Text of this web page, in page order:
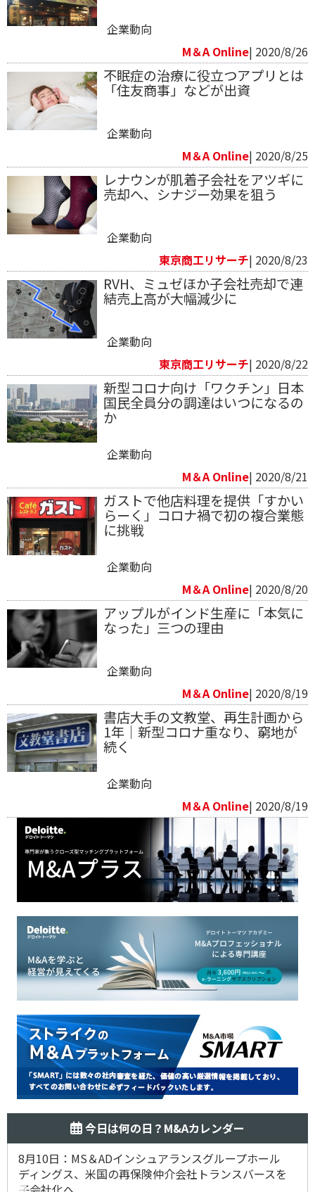
企業動向
M＆A Online| 2020/8/26
不眠症の治療に役立つアプリとは
「住友商事」などが出資
企業動向
M＆A Online| 2020/8/25
レナウンが肌着子会社をアツギに
売却へ、シナジー効果を狙う
企業動向
東京商工リサーチ| 2020/8/23
RVH、ミュゼほか子会社売却で連
結売上高が大幅減少に
企業動向
東京商工リサーチ| 2020/8/22
新型コロナ向け「ワクチン」日本
国民全員分の調達はいつになるの
か
企業動向
M＆A Online| 2020/8/21
ガストで他店料理を提供「すかい
らーく」コロナ禍で初の複合業態
に挑戦
企業動向
M＆A Online| 2020/8/20
アップルがインド生産に「本気に
なった」三つの理由
企業動向
M＆A Online| 2020/8/19
書店大手の文教堂、再生計画から
1年｜新型コロナ重なり、窮地が
続く
企業動向
M＆A Online| 2020/8/19
今日は何の日？M&Aカレンダー
8月10日：MS＆ADインシュアランスグループホール
ディングス、米国の再保険仲介会社トランスバースを